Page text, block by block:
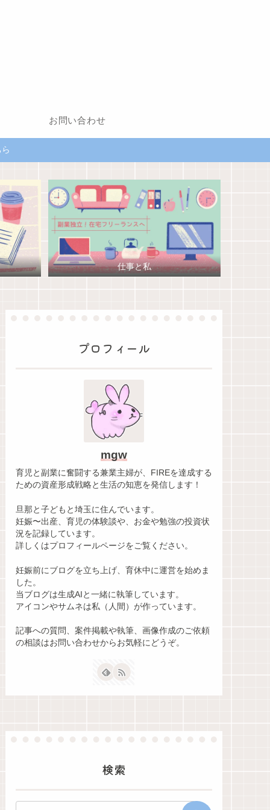
お問い合わせ
仕事と私
プロフィール
mgw
育児と副業に奮闘する兼業主婦が、FIREを達成する
ための資産形成戦略と生活の知恵を発信します！
旦那と子どもと埼玉に住んでいます。
妊娠〜出産、育児の体験談や、お金や勉強の投資状
況を記録しています。
詳しくはプロフィールページをご覧ください。
妊娠前にブログを立ち上げ、育休中に運営を始めま
した。
当ブログは生成AIと一緒に執筆しています。
アイコンやサムネは私（人間）が作っています。
記事への質問、案件掲載や執筆、画像作成のご依頼
の相談はお問い合わせからお気軽にどうぞ。
検索